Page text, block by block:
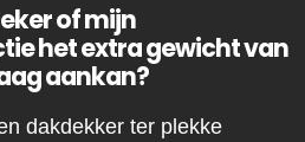
of mijn
het extra gewicht van
aankan?
dakdekker ter plekke